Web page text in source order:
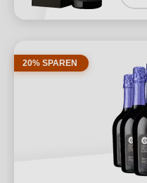
20% SPAREN